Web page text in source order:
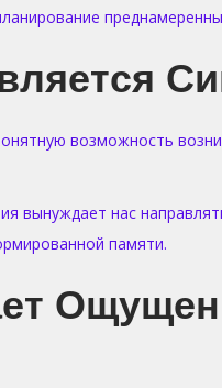
возможность
вынуждает нас
памяти.